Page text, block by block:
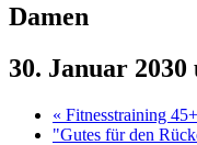
Damen
30. Januar 2030
« Fitnesstraining
"Gutes für den